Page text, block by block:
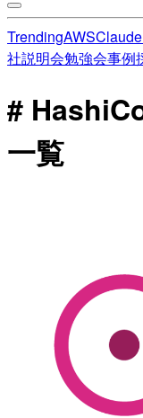
TrendingAWSClaude
社説明会勉強会事例
#
一覧